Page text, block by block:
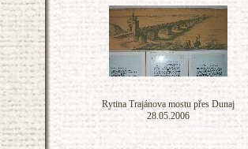
Rytina Trajánova mostu přes Dunaj
28.05.2006